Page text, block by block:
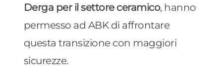
Derga per il settore ceramico, hanno
permesso ad ABK di affrontare
questa transizione con maggiori
sicurezze.